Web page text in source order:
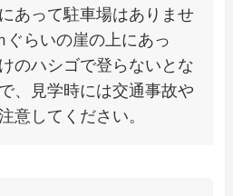
あって駐車場はありませ
ぐらいの崖の上にあっ
のハシゴで登らないとな
、見学時には交通事故や
意してください。